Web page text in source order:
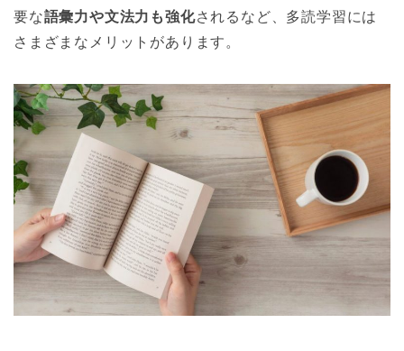
要な語彙力や文法力も強化されるなど、多読学習には
さまざまなメリットがあります。